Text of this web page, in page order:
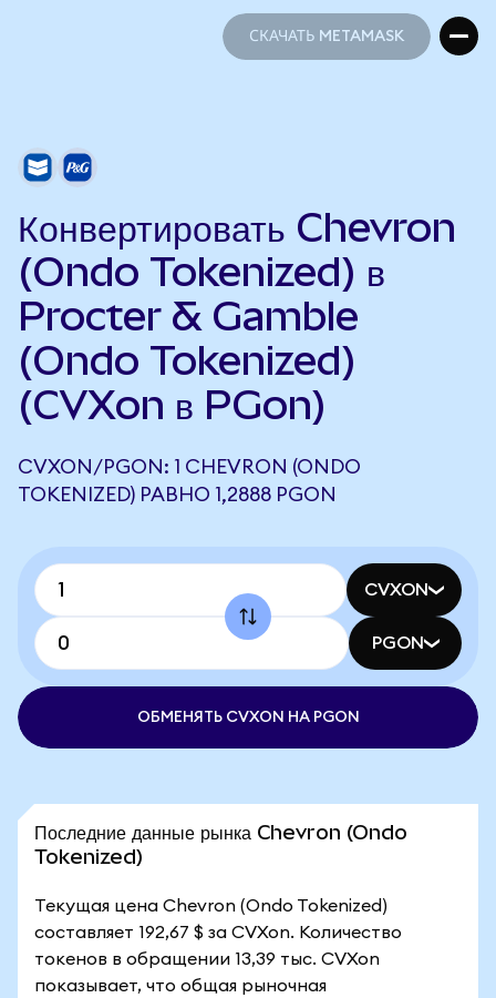
СКАЧАТЬ METAMASK
Конвертировать Chevron
(Ondo Tokenized) в
Procter & Gamble
(Ondo Tokenized)
(CVXon в PGon)
CVXON/PGON: 1 CHEVRON (ONDO
TOKENIZED) РАВНО 1,2888 PGON
CVXON
PGON
ОБМЕНЯТЬ CVXON НА PGON
Последние данные рынка Chevron (Ondo
Tokenized)
Текущая цена Chevron (Ondo Tokenized)
составляет 192,67 $ за CVXon. Количество
токенов в обращении 13,39 тыс. CVXon
показывает, что общая рыночная